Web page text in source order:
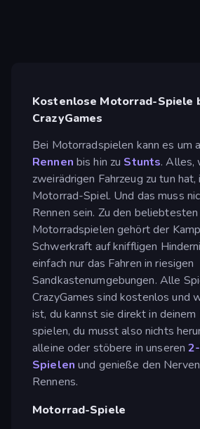
Kostenlose Motorrad-Spiele
CrazyGames
Bei Motorradspielen kann es um
Rennen bis hin zu Stunts. Alles,
zweirädrigen Fahrzeug zu tun hat,
Motorrad-Spiel. Und das muss
Rennen sein. Zu den beliebtesten
Motorradspielen gehört der
Schwerkraft auf kniffligen
einfach nur das Fahren in riesigen
Sandkastenumgebungen. Alle
CrazyGames sind kostenlos und
ist, du kannst sie direkt in
spielen, du musst also nichts
alleine oder stöbere in unseren
Spielen und genieße den
Rennens.
Motorrad-Spiele